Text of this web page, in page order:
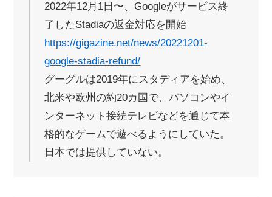
2022年12月1日〜、Googleがサービス終
了したStadiaの返金対応を開始
https://gigazine.net/news/20221201-
google-stadia-refund/
グーグルは2019年にスタディアを始め、
北米や欧州の約20カ国で、パソコンやイ
ンターネット接続テレビなどを通じて本
格的なゲームで遊べるようにしていた。
日本では提供していない。